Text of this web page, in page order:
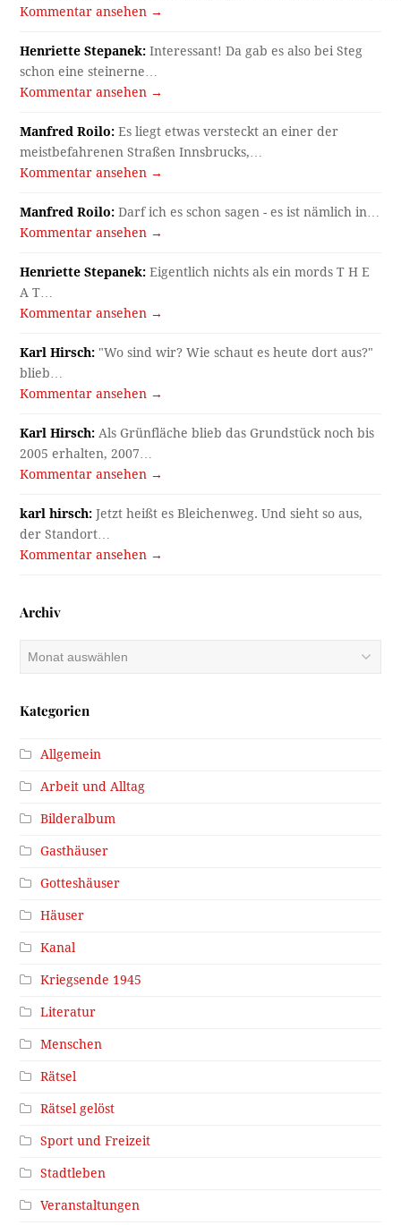
Kommentar ansehen →
Henriette Stepanek: Interessant! Da gab es also bei Steg
schon eine steinerne…
Kommentar ansehen →
Manfred Roilo: Es liegt etwas versteckt an einer der
meistbefahrenen Straßen Innsbrucks,…
Kommentar ansehen →
Manfred Roilo: Darf ich es schon sagen - es ist nämlich in…
Kommentar ansehen →
Henriette Stepanek: Eigentlich nichts als ein mords T H E
A T…
Kommentar ansehen →
Karl Hirsch: "Wo sind wir? Wie schaut es heute dort aus?"
blieb…
Kommentar ansehen →
Karl Hirsch: Als Grünfläche blieb das Grundstück noch bis
2005 erhalten, 2007…
Kommentar ansehen →
karl hirsch: Jetzt heißt es Bleichenweg. Und sieht so aus,
der Standort…
Kommentar ansehen →
Archiv
Kategorien
Allgemein
Arbeit und Alltag
Bilderalbum
Gasthäuser
Gotteshäuser
Häuser
Kanal
Kriegsende 1945
Literatur
Menschen
Rätsel
Rätsel gelöst
Sport und Freizeit
Stadtleben
Veranstaltungen